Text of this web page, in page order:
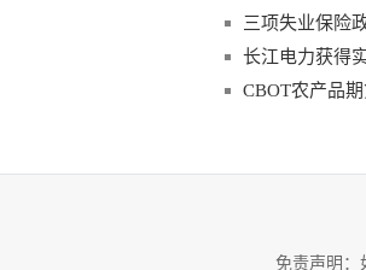
三项失业保险
长江电力获得
CBOT农产品
免责声明：